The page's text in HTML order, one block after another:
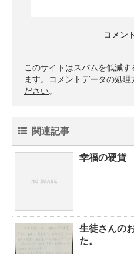
このサイトはスパムを低減
ます。
コメントデータの処理
ださい。
関連記事
幸福の硬貨
生徒さんの
た。